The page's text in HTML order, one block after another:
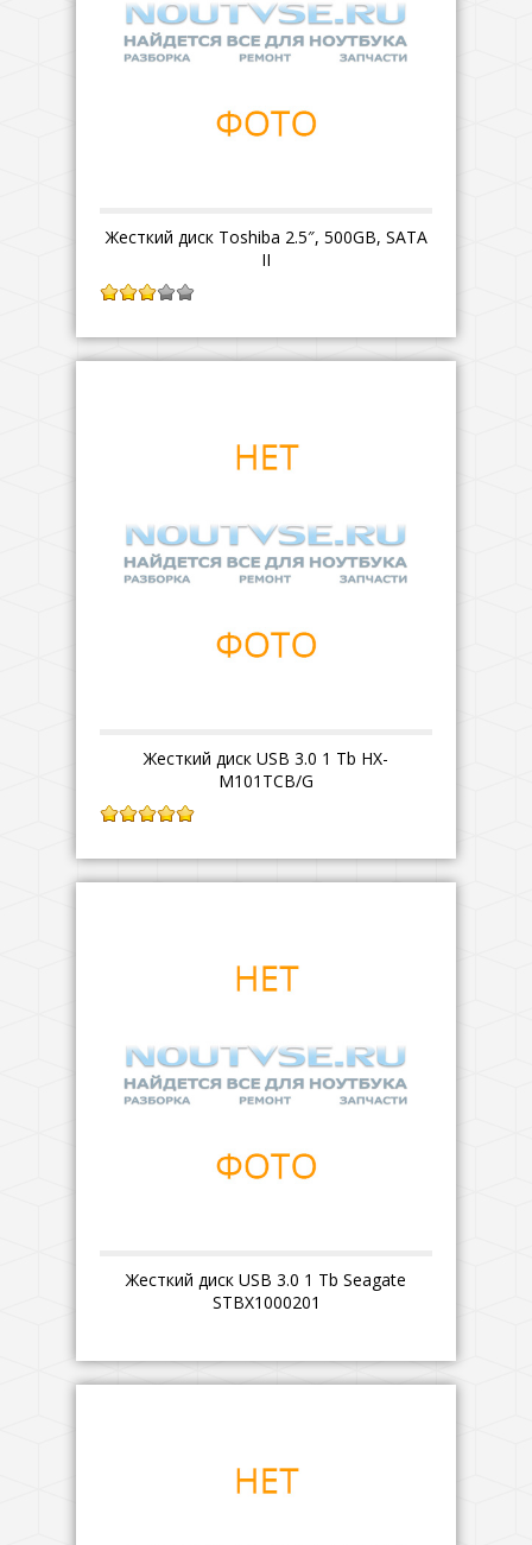
Жесткий диск Toshiba 2.5″, 500GB, SATA
II
5
Жесткий диск USB 3.0 1 Tb HX-
M101TCB/G
Жесткий диск USB 3.0 1 Tb Seagate
STBX1000201